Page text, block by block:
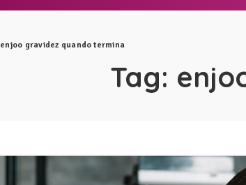
enjoo gravidez quando termina
Tag: